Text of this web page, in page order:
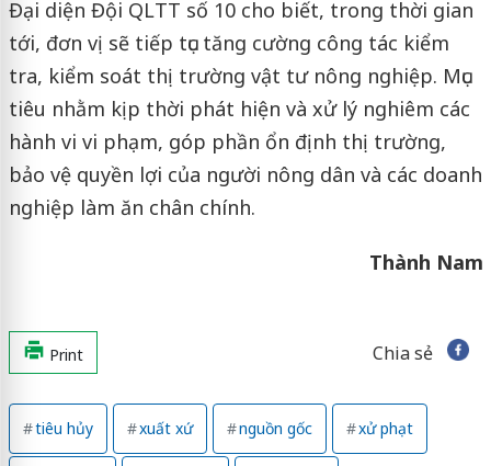
Đại diện Đội QLTT số 10 cho biết, trong thời gian
tới, đơn vị sẽ tiếp tục tăng cường công tác kiểm
tra, kiểm soát thị trường vật tư nông nghiệp. Mục
tiêu nhằm kịp thời phát hiện và xử lý nghiêm các
hành vi vi phạm, góp phần ổn định thị trường,
bảo vệ quyền lợi của người nông dân và các doanh
nghiệp làm ăn chân chính.
Thành Nam
Print Chia sẻ
tiêu hủy xuất xứ nguồn gốc xử phạt